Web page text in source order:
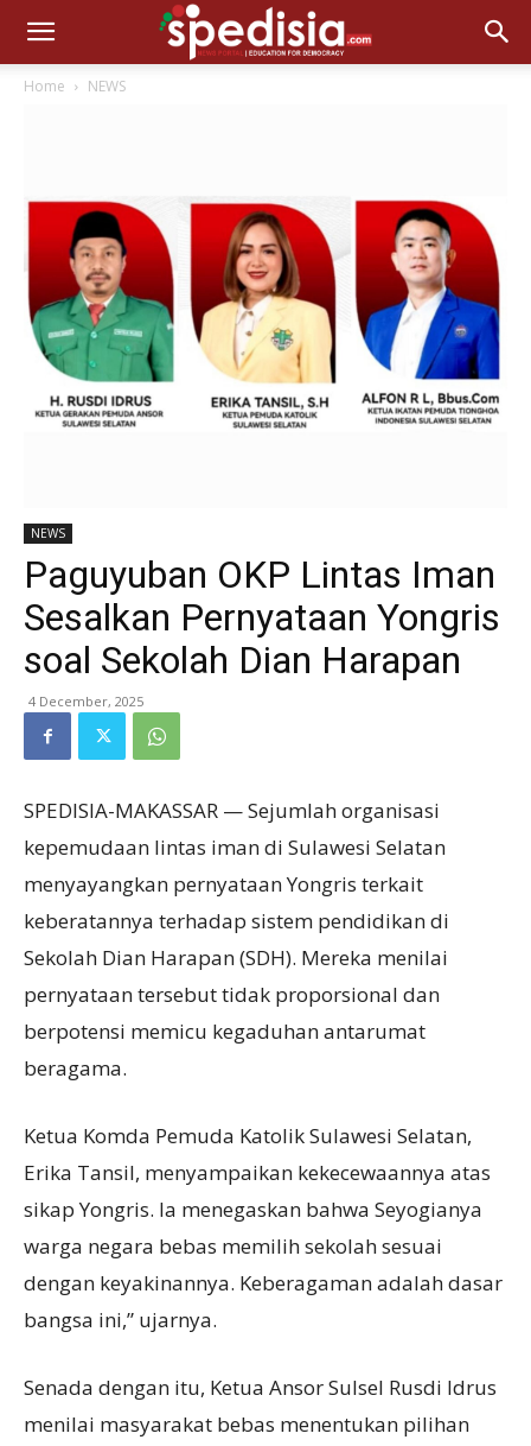
Home NEWS
NEWS
Paguyuban OKP Lintas Iman
Sesalkan Pernyataan Yongris
soal Sekolah Dian Harapan
4 December, 2025
SPEDISIA-MAKASSAR — Sejumlah organisasi
kepemudaan lintas iman di Sulawesi Selatan
menyayangkan pernyataan Yongris terkait
keberatannya terhadap sistem pendidikan di
Sekolah Dian Harapan (SDH). Mereka menilai
pernyataan tersebut tidak proporsional dan
berpotensi memicu kegaduhan antarumat
beragama.
Ketua Komda Pemuda Katolik Sulawesi Selatan,
Erika Tansil, menyampaikan kekecewaannya atas
sikap Yongris. Ia menegaskan bahwa Seyogianya
warga negara bebas memilih sekolah sesuai
dengan keyakinannya. Keberagaman adalah dasar
bangsa ini,” ujarnya.
Senada dengan itu, Ketua Ansor Sulsel Rusdi Idrus
menilai masyarakat bebas menentukan pilihan